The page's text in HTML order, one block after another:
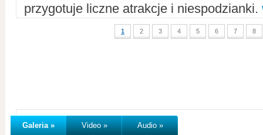
przygotuje liczne atrakcje i niespodzianki.
1 2 3 4 5 6 7 8
Galeria » Video » Audio »